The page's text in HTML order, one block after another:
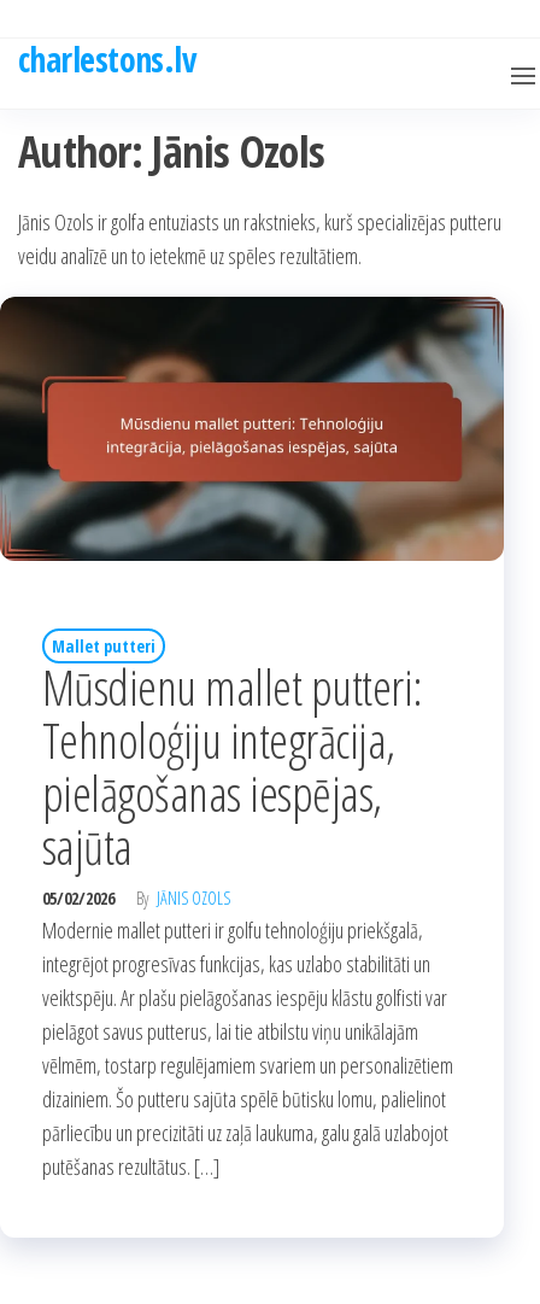
charlestons.lv
Author: Jānis Ozols
Jānis Ozols ir golfa entuziasts un rakstnieks, kurš specializējas putteru
veidu analīzē un to ietekmē uz spēles rezultātiem.
Mallet putteri
Mūsdienu mallet putteri:
Tehnoloģiju integrācija,
pielāgošanas iespējas,
sajūta
05/02/2026 By JĀNIS OZOLS
Modernie mallet putteri ir golfu tehnoloģiju priekšgalā,
integrējot progresīvas funkcijas, kas uzlabo stabilitāti un
veiktspēju. Ar plašu pielāgošanas iespēju klāstu golfisti var
pielāgot savus putterus, lai tie atbilstu viņu unikālajām
vēlmēm, tostarp regulējamiem svariem un personalizētiem
dizainiem. Šo putteru sajūta spēlē būtisku lomu, palielinot
pārliecību un precizitāti uz zaļā laukuma, galu galā uzlabojot
putēšanas rezultātus. […]